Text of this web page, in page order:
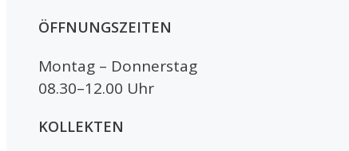
ÖFFNUNGSZEITEN
Montag – Donnerstag
08.30–12.00 Uhr
KOLLEKTEN